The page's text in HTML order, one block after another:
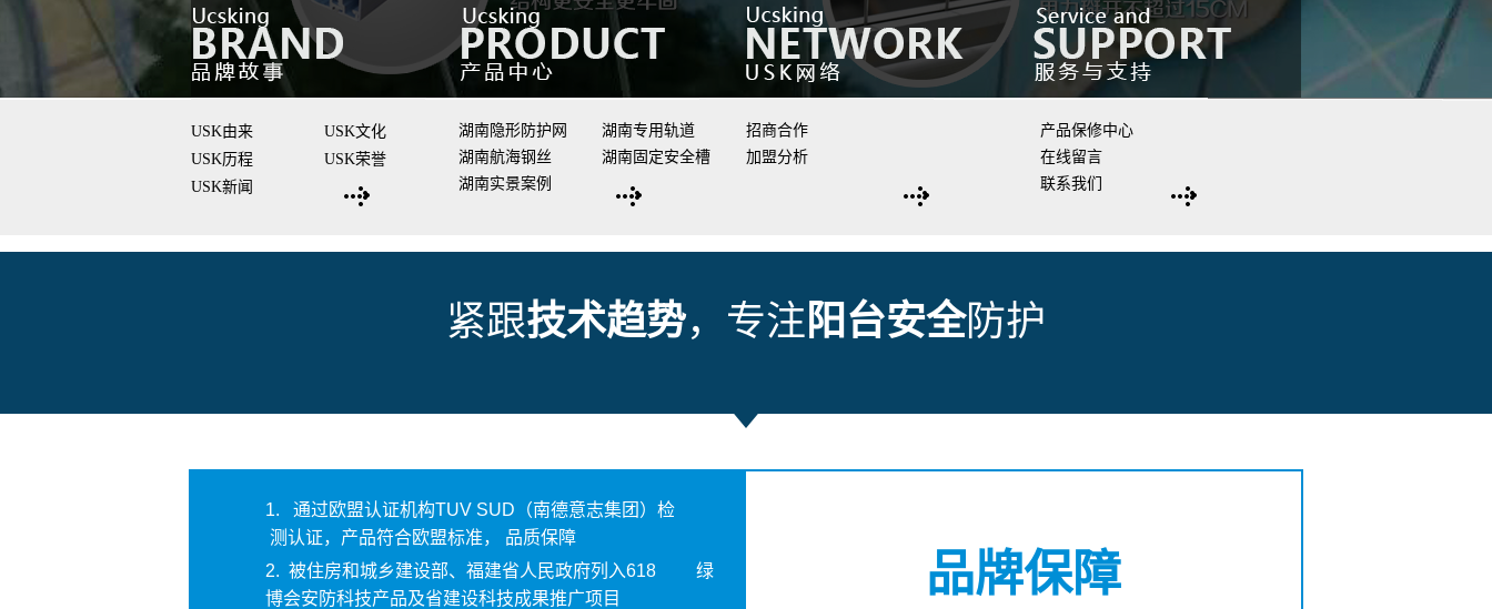
USK由来
USK文化
USK历程
USK荣誉
USK新闻
湖南隐形防护网
湖南专用轨道
湖南航海钢丝
湖南固定安全槽
湖南实景案例
招商合作
加盟分析
产品保修中心
在线留言
联系我们
紧跟技术趋势，专注 阳台安全防护
1.
通过欧盟认证机构TUV SUD（南德意志集团）检
测认证，产品符合欧盟标准， 品质保障
2. 被住房和城乡建设部、福建省人民政府列入618 绿
博会安防科技产品及省建设科技成果推广项目
品牌保障